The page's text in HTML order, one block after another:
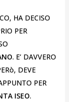
HA DECISO
PER
. E’ DAVVERO
DEVE
PER
ISEO.